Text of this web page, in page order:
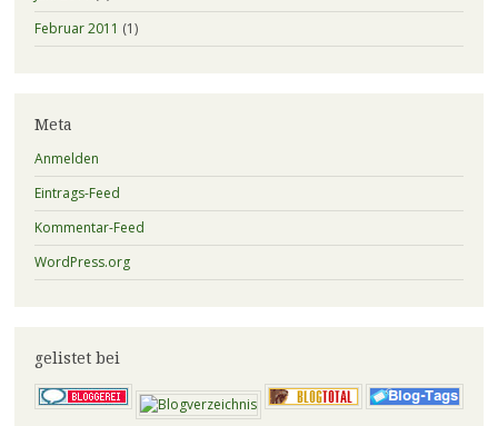
Februar 2011 (1)
Meta
Anmelden
Eintrags-Feed
Kommentar-Feed
WordPress.org
gelistet bei